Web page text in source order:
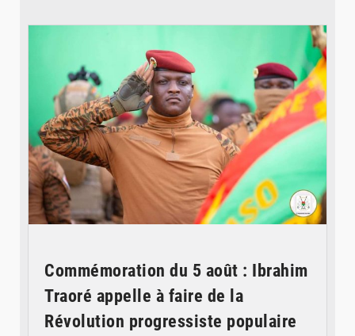
Commémoration du 5 août : Ibrahim
Traoré appelle à faire de la
Révolution progressiste populaire